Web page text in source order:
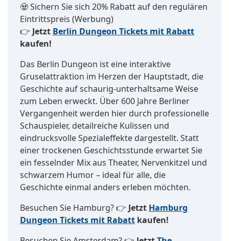
🧟‍ Sichern Sie sich 20% Rabatt auf den regulären
Eintrittspreis (Werbung)
👉 Jetzt Berlin Dungeon Tickets mit Rabatt
kaufen!
Das Berlin Dungeon ist eine interaktive
Gruselattraktion im Herzen der Hauptstadt, die
Geschichte auf schaurig-unterhaltsame Weise
zum Leben erweckt. Über 600 Jahre Berliner
Vergangenheit werden hier durch professionelle
Schauspieler, detailreiche Kulissen und
eindrucksvolle Spezialeffekte dargestellt. Statt
einer trockenen Geschichtsstunde erwartet Sie
ein fesselnder Mix aus Theater, Nervenkitzel und
schwarzem Humor – ideal für alle, die
Geschichte einmal anders erleben möchten.
Besuchen Sie Hamburg? 👉 Jetzt Hamburg
Dungeon Tickets mit Rabatt kaufen!